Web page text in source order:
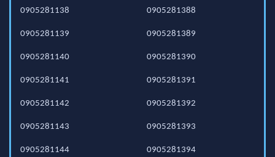
0905281138
0905281139
0905281140
0905281141
0905281142
0905281143
0905281144
0905281388
0905281389
0905281390
0905281391
0905281392
0905281393
0905281394